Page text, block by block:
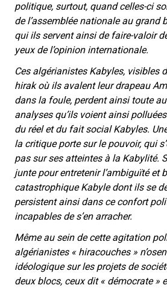
politique, surtout, quand celles-ci
de l’assemblée nationale au grand
qui ils servent ainsi de faire-valoir
yeux de l’opinion internationale.
Ces algérianistes Kabyles, visibles
hirak où ils avalent leur drapeau
dans la foule, perdent ainsi toute
analyses qu’ils voient ainsi
du réel et du fait social Kabyles.
la critique porte sur le pouvoir, qui
pas sur ses atteintes à la Kabylité.
junte pour entretenir l’ambiguïté et
catastrophique Kabyle dont ils se
persistent ainsi dans ce confort
incapables de s’en arracher.
Même au sein de cette agitation
algérianistes « hiracouches »
idéologique sur les projets de
deux blocs, ceux dit « démocrate »